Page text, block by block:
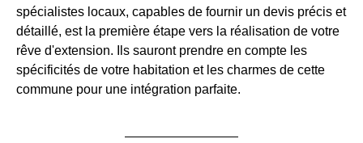
spécialistes locaux, capables de fournir un devis précis et
détaillé, est la première étape vers la réalisation de votre
rêve d'extension. Ils sauront prendre en compte les
spécificités de votre habitation et les charmes de cette
commune pour une intégration parfaite.